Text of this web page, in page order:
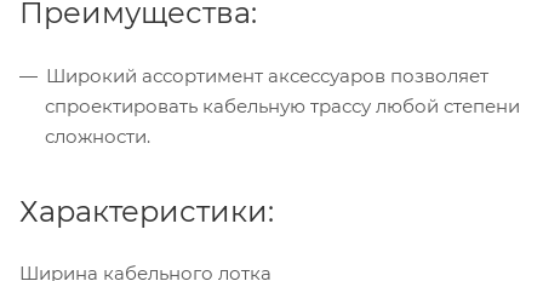
Преимущества:
Широкий ассортимент аксессуаров позволяет
спроектировать кабельную трассу любой степени
сложности.
Характеристики:
Ширина кабельного лотка